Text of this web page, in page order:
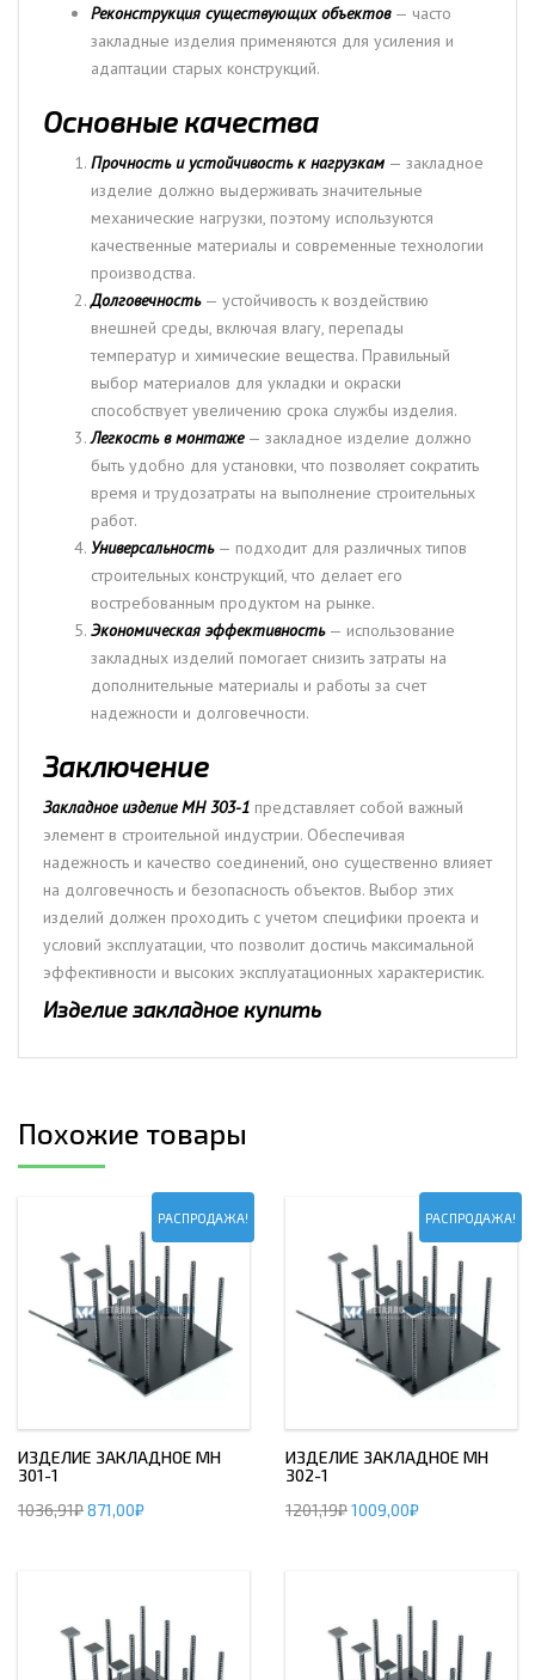
Реконструкция существующих объектов— часто
закладные изделия применяются для усиления и
адаптации старых конструкций.
Основные качества
Прочность и устойчивость к нагрузкам — закладное
изделие должно выдерживать значительные
механические нагрузки, поэтому используются
качественные материалы и современные технологии
производства.
Долговечность— устойчивость к воздействию
внешней среды, включая влагу, перепады
температур и химические вещества. Правильный
выбор материалов для укладки и окраски
способствует увеличению срока службы изделия.
Легкость в монтаже— закладное изделие должно
быть удобно для установки, что позволяет сократить
время и трудозатраты на выполнение строительных
работ.
Универсальность— подходит для различных типов
строительных конструкций, что делает его
востребованным продуктом на рынке.
Экономическая эффективность— использование
закладных изделий помогает снизить затраты на
дополнительные материалы и работы за счет
надежности и долговечности.
Заключение
Закладное изделие МН 303-1 представляет собой важный
элемент в строительной индустрии. Обеспечивая
надежность и качество соединений, оно существенно влияет
на долговечность и безопасность объектов. Выбор этих
изделий должен проходить с учетом специфики проекта и
условий эксплуатации, что позволит достичь максимальной
эффективности и высоких эксплуатационных характеристик.
Изделие закладное купить
Похожие товары
РАСПРОДАЖА!
ИЗДЕЛИЕ ЗАКЛАДНОЕ МН
301-1
1036,91₽871,00₽
РАСПРОДАЖА!
ИЗДЕЛИЕ ЗАКЛАДНОЕ МН
302-1
1201,19₽1009,00₽